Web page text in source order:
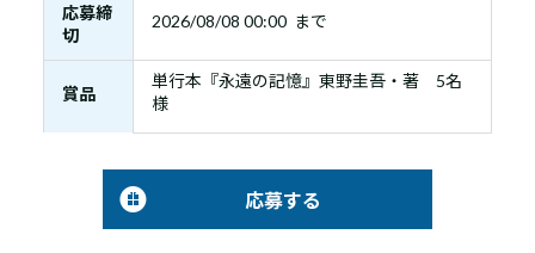
応募締
切
2026/08/08 00:00 まで
賞品
単行本『永遠の記憶』東野圭吾・著 5名
様
応募する